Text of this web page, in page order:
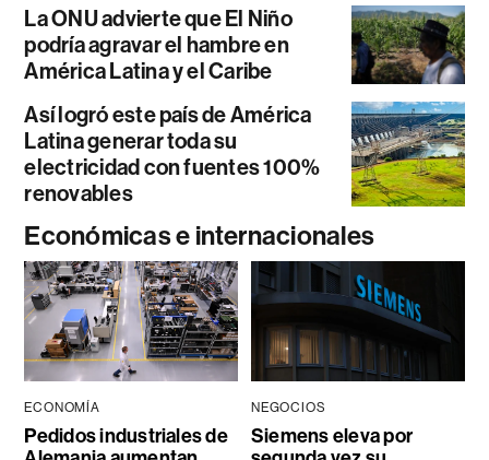
La ONU advierte que El Niño
podría agravar el hambre en
América Latina y el Caribe
Así logró este país de América
Latina generar toda su
electricidad con fuentes 100%
renovables
Económicas e internacionales
ECONOMÍA
Pedidos industriales de
NEGOCIOS
Siemens eleva por